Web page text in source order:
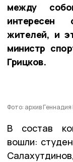
между
интересен
жителей, и
министр
Грицков.
Фото: архив
В состав
вошли: